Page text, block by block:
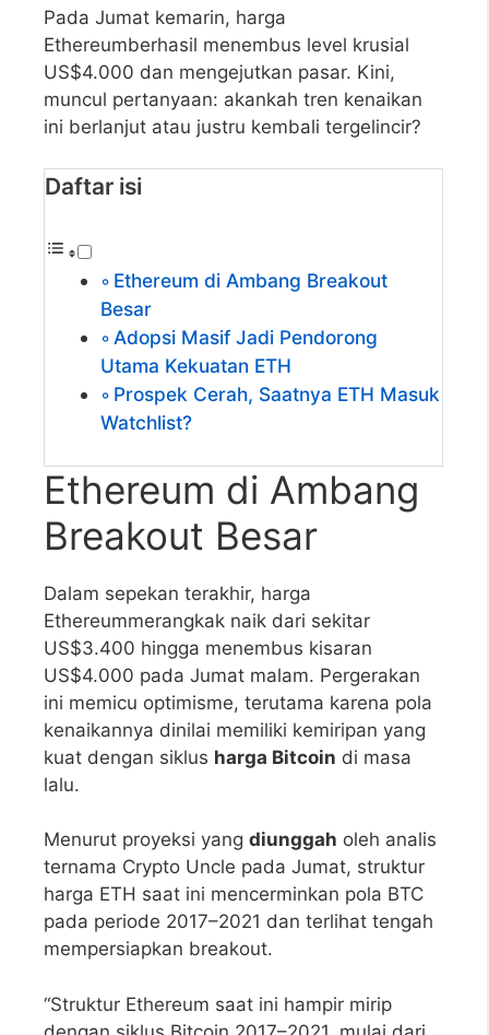
Pada Jumat kemarin, harga
Ethereumberhasil menembus level krusial
US$4.000 dan mengejutkan pasar. Kini,
muncul pertanyaan: akankah tren kenaikan
ini berlanjut atau justru kembali tergelincir?
Daftar isi
Ethereum di Ambang Breakout
Besar
Adopsi Masif Jadi Pendorong
Utama Kekuatan ETH
Prospek Cerah, Saatnya ETH Masuk
Watchlist?
Ethereum di Ambang
Breakout Besar
Dalam sepekan terakhir, harga
Ethereummerangkak naik dari sekitar
US$3.400 hingga menembus kisaran
US$4.000 pada Jumat malam. Pergerakan
ini memicu optimisme, terutama karena pola
kenaikannya dinilai memiliki kemiripan yang
kuat dengan siklus harga Bitcoin di masa
lalu.
Menurut proyeksi yang diunggah oleh analis
ternama Crypto Uncle pada Jumat, struktur
harga ETH saat ini mencerminkan pola BTC
pada periode 2017–2021 dan terlihat tengah
mempersiapkan breakout.
“Struktur Ethereum saat ini hampir mirip